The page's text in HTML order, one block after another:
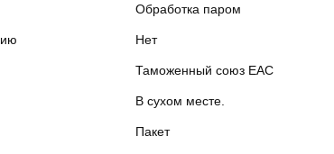
Обработка паром
Нет
Таможенный союз EAC
В сухом месте.
Пакет